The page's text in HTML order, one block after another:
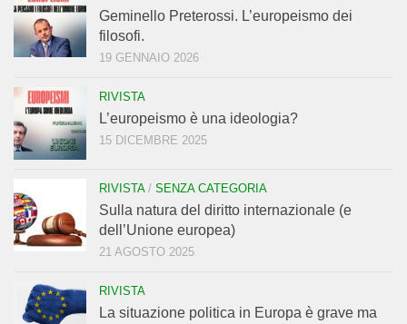
Geminello Preterossi. L’europeismo dei
filosofi.
19 GENNAIO 2026
RIVISTA
L’europeismo è una ideologia?
15 DICEMBRE 2025
RIVISTA/ SENZA CATEGORIA
Sulla natura del diritto internazionale (e
dell’Unione europea)
21 AGOSTO 2025
RIVISTA
La situazione politica in Europa è grave ma